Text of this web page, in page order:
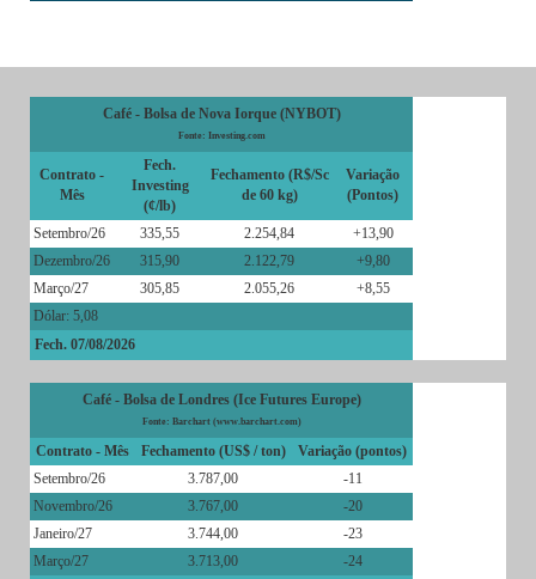
Café - Bolsa de Nova Iorque (NYBOT)
Fonte: Investing.com
Contrato -
Mês
Fech.
Investing
(¢/lb)
Fechamento (R$/Sc
de 60 kg)
Variação
(Pontos)
Setembro/26 335,55 2.254,84
+13,90
Dezembro/26
315,90 2.122,79
+9,80
Março/27
305,85 2.055,26
+8,55
Dólar: 5,08
Fech. 07/08/2026
Café - Bolsa de Londres (Ice Futures Europe)
Fonte: Barchart (www.barchart.com)
Contrato - Mês Fechamento (US$ / ton)
Variação (pontos)
Setembro/26
3.787,00
-11
Novembro/26
3.767,00
-20
Janeiro/27
3.744,00
-23
Março/27
3.713,00
-24